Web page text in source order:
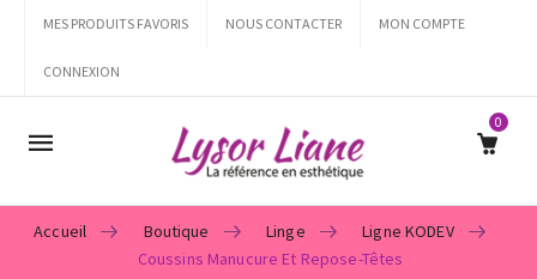
MES PRODUITS FAVORIS NOUS CONTACTER MON COMPTE
CONNEXION
Mobile
0
Accueil Boutique Linge
Ligne KODEV
Coussins Manucure Et Repose-Têtes